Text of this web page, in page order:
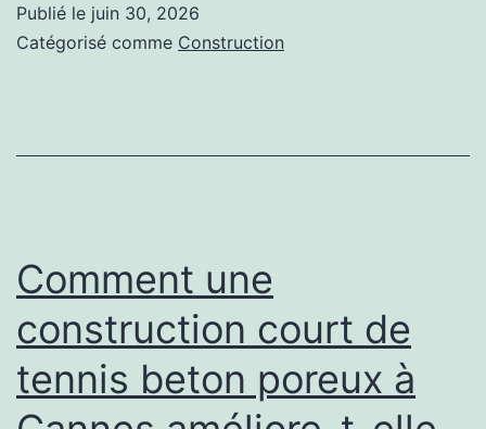
poreux
une
construction
court
de
Publié le juin 30, 2026
Catégorisé comme Construction
Comment une
construction court de
tennis beton poreux à